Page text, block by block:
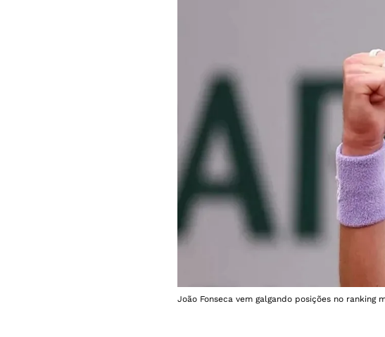
João Fonseca vem galgando posições no ranking